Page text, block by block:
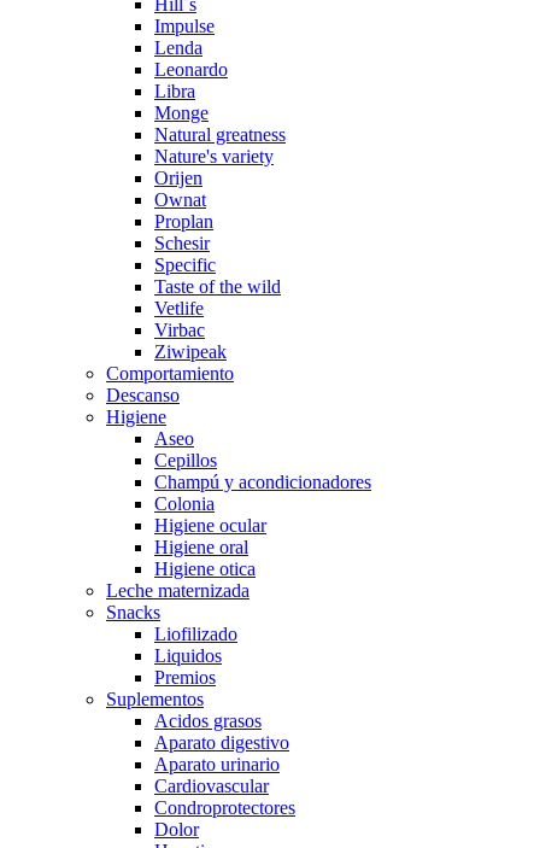
Impulse
Lenda
Leonardo
Libra
Monge
Natural greatness
Nature's variety
Orijen
Ownat
Proplan
Schesir
Specific
Taste of the wild
Vetlife
Virbac
Ziwipeak
Comportamiento
Descanso
Higiene
Aseo
Cepillos
Champú y acondicionadores
Colonia
Higiene ocular
Higiene oral
Higiene otica
Leche maternizada
Snacks
Liofilizado
Liquidos
Premios
Suplementos
Acidos grasos
Aparato digestivo
Aparato urinario
Cardiovascular
Condroprotectores
Dolor